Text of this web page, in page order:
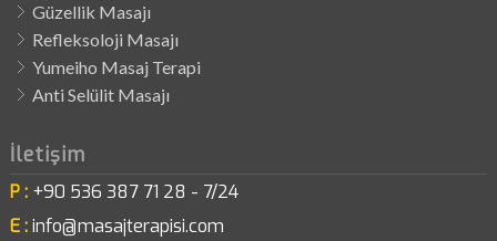
Güzellik Masajı
Refleksoloji Masajı
Yumeiho Masaj Terapi
Anti Selülit Masajı
İletişim
P : +90 536 387 71 28 - 7/24
E :info@masajterapisi.com